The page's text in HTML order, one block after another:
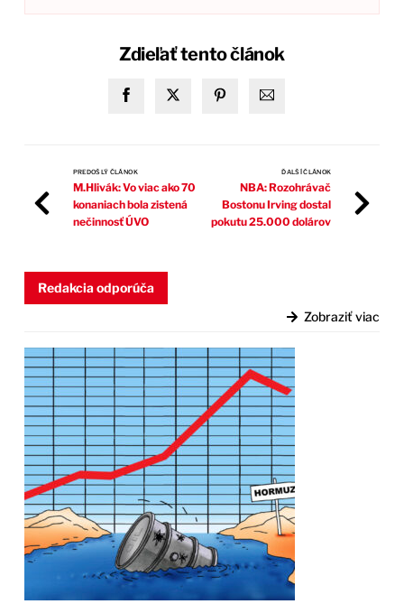
Zdieľať tento článok
PREDOŠLÝ ČLÁNOK
M.Hlivák: Vo viac ako 70
konaniach bola zistená
nečinnosť ÚVO
ĎALŠÍ ČLÁNOK
NBA: Rozohrávač
Bostonu Irving dostal
pokutu 25.000 dolárov
Redakcia odporúča
Zobraziť viac